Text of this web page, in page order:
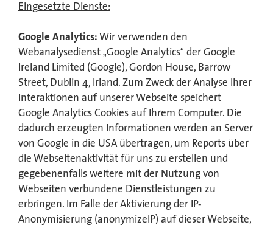
Eingesetzte Dienste:
Google Analytics: Wir verwenden den
Webanalysedienst „Google Analytics“ der Google
Ireland Limited (Google), Gordon House, Barrow
Street, Dublin 4, Irland. Zum Zweck der Analyse Ihrer
Interaktionen auf unserer Webseite speichert
Google Analytics Cookies auf Ihrem Computer. Die
dadurch erzeugten Informationen werden an Server
von Google in die USA übertragen, um Reports über
die Webseitenaktivität für uns zu erstellen und
gegebenenfalls weitere mit der Nutzung von
Webseiten verbundene Dienstleistungen zu
erbringen. Im Falle der Aktivierung der IP-
Anonymisierung (anonymizeIP) auf dieser Webseite,